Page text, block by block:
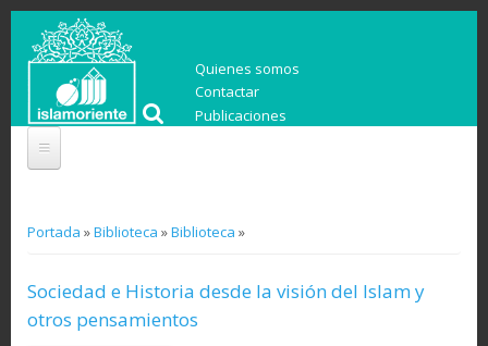
Quienes somos
Contactar
Publicaciones
You are here
Portada »Biblioteca »Biblioteca »
Sociedad e Historia desde la visión del Islam y
otros pensamientos